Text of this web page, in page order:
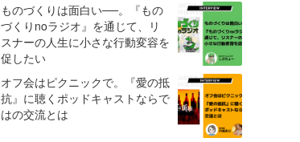
ものづくりは面白い──。『もの
づくりnoラジオ』を通じて、リ
スナーの人生に小さな行動変容を
促したい
オフ会はピクニックで。『愛の抵
抗』に聴くポッドキャストならで
はの交流とは